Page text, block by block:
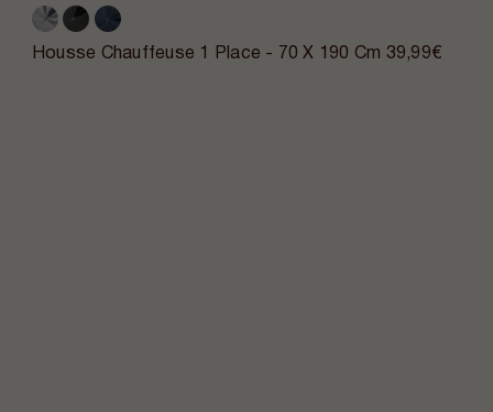
Housse Chauffeuse 1 Place - 70 X 190 Cm 39,99€